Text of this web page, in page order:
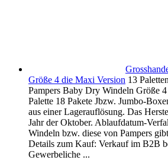
Größe 4 die Maxi Version 13
Pampers Baby Dry Windeln Größe
Palette 18 Pakete Jbzw. Jumbo-
aus einer Lagerauflösung. Das
Jahr der Oktober. Ablaufdatum-
Windeln bzw. diese von Pampers
Details zum Kauf: Verkauf im B2B
Gewerbeliche ...